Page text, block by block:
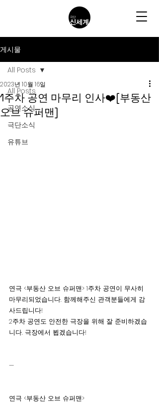
게시물
All Posts
공연소식
극단소식
유튜브
All Posts
1주차 공연 마무리 인사❤️[부동산
오브 슈퍼맨]
2023년 10월 16일
연극 <부동산 오브 슈퍼맨> 1주차 공연이 무사히
마무리되었습니다. 함께해주신 관객분들에게 감
사드립니다!
2주차 공연도 안전한 극장을 위해 잘 준비하겠습
니다. 극장에서 뵙겠습니다!
—
연극 <부동산 오브 슈퍼맨>